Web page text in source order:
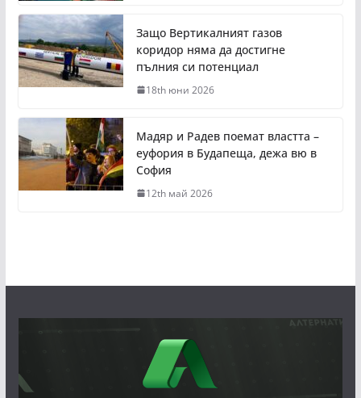
Защо Вертикалният газов
коридор няма да достигне
пълния си потенциал
18th юни 2026
Мадяр и Радев поемат властта –
еуфория в Будапеща, дежа вю в
София
12th май 2026